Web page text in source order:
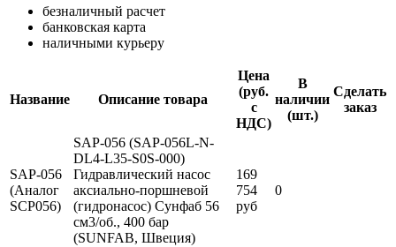
безналичный расчет
банковская карта
наличными курьеру
Название Описание товара
Цена
(руб.
с
НДС)
В
наличии
(шт.)
Сделать
заказ
SAP-056
(Аналог
SCP056)
SAP-056 (SAP-056L-N-
DL4-L35-S0S-000)
Гидравлический насос
аксиально-поршневой
(гидронасос) Сунфаб 56
см3/об., 400 бар
(SUNFAB, Швеция)
169
754
руб
0